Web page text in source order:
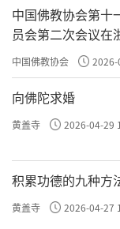
中国佛教协会第十
员会第二次会议在
中国佛教协会 2026-
向佛陀求婚
黄盖寺 2026-04-29
积累功德的九种方
黄盖寺 2026-04-27